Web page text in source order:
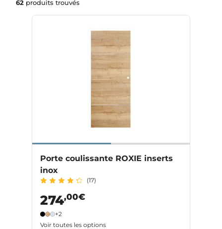
62 produits trouvés
Porte coulissante ROXIE inserts
inox
(17)
274,00€
+2
Voir toutes les options